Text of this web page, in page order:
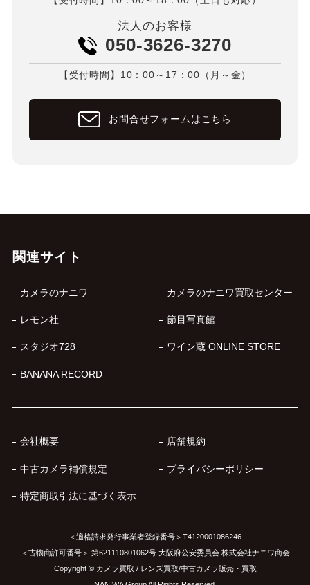
法人のお客様
050-3626-3270
【受付時間】10：00～17：00（月～金）
お問合せフォームはこちら
関連サイト
カメラのナニワ カメラのナニワ買取センター
レモン社 節目写真館
スタジオ728 ワイン蔵 ONLINE STORE
BANANA RECORD
会社概要 店舗規約
中古カメラ補償規定 プライバシーポリシー
特定商取引法に基づく表示
＜適格請求発行事業者登録番号＞T4120001086246
＜古物商許可番号＞ 第621110801062号 大阪府公安委員会 株式会社ナニワ商会
Copyright © カメラ買取 / レンズ買取/中古カメラ販売・買取